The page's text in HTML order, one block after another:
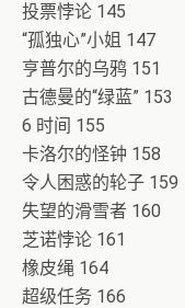
投票悖论 145
“孤独心”小姐 147
亨普尔的乌鸦 151
古德曼的“绿蓝” 153
6 时间 155
卡洛尔的怪钟 158
令人困惑的轮子 159
失望的滑雪者 160
芝诺悖论 161
橡皮绳 164
超级任务 166